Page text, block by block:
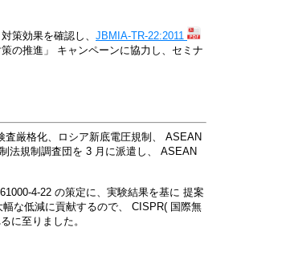
策効果を確認し、 JBMIA-TR-22:2011
の推進」 キャンペーンに協力し、セミナ
査厳格化、ロシア新底電圧規制、 ASEAN
法規制調査団を 3 月に派遣し、 ASEAN
4-22 の策定に、実験結果を基に 提案
な低減に貢献するので、 CISPR( 国際無
に至りました。